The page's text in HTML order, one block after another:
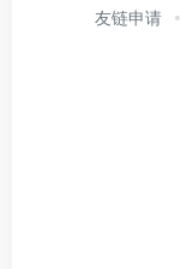
友链申请